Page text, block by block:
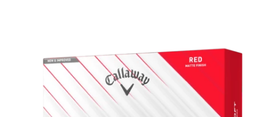
Golfschläger